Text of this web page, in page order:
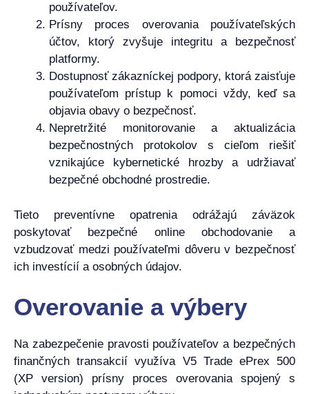
používateľov.
Prísny proces overovania používateľských
účtov, ktorý zvyšuje integritu a bezpečnosť
platformy.
Dostupnosť zákazníckej podpory, ktorá zaisťuje
používateľom prístup k pomoci vždy, keď sa
objavia obavy o bezpečnosť.
Nepretržité monitorovanie a aktualizácia
bezpečnostných protokolov s cieľom riešiť
vznikajúce kybernetické hrozby a udržiavať
bezpečné obchodné prostredie.
Tieto preventívne opatrenia odrážajú záväzok
poskytovať bezpečné online obchodovanie a
vzbudzovať medzi používateľmi dôveru v bezpečnosť
ich investícií a osobných údajov.
Overovanie a výbery
Na zabezpečenie pravosti používateľov a bezpečných
finančných transakcií využíva V5 Trade ePrex 500
(XP version) prísny proces overovania spojený s